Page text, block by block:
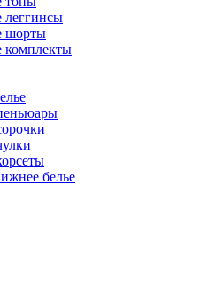
шорты
комплекты
белье